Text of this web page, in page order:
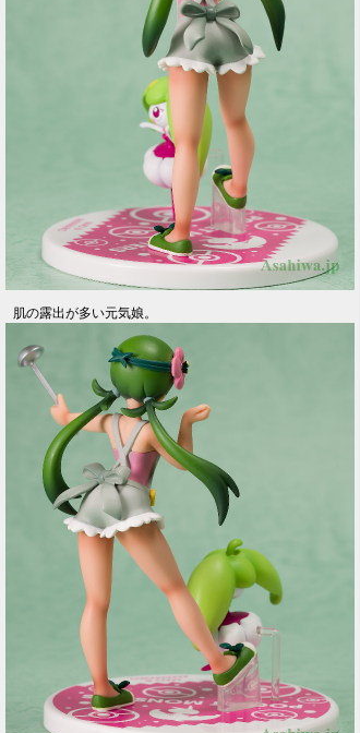
肌の露出が多い元気娘。